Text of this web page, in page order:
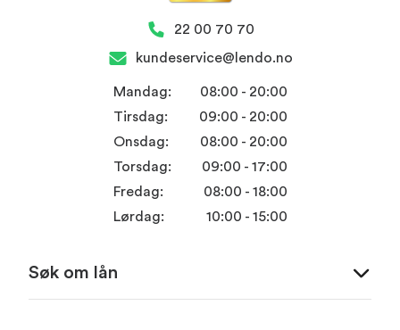
22 00 70 70
kundeservice@lendo.no
Mandag:
08:00 - 20:00
Tirsdag:
09:00 - 20:00
Onsdag:
08:00 - 20:00
Torsdag:
09:00 - 17:00
Fredag:
08:00 - 18:00
Lørdag:
10:00 - 15:00
Søk om lån